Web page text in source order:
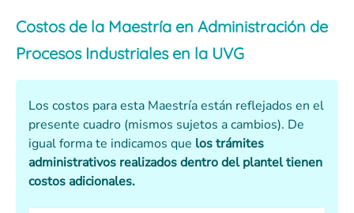
Costos de la Maestría en Administración de
Procesos Industriales en la UVG
Los costos para esta Maestría están reflejados en el
presente cuadro (mismos sujetos a cambios). De
igual forma te indicamos que los trámites
administrativos realizados dentro del plantel tienen
costos adicionales.